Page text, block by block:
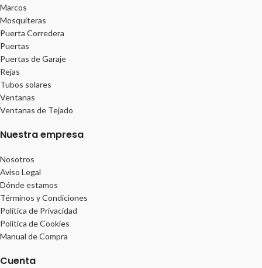
Marcos
Mosquiteras
Puerta Corredera
Puertas
Puertas de Garaje
Rejas
Tubos solares
Ventanas
Ventanas de Tejado
Nuestra empresa
Nosotros
Aviso Legal
Dónde estamos
Términos y Condiciones
Política de Privacidad
Política de Cookies
Manual de Compra
Cuenta